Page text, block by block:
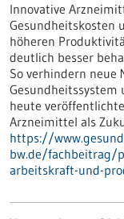
Innovative
Gesundheitskosten
höheren
deutlich besser
So verhindern neue
Gesundheitssystem
heute
Arzneimittel als
https://
bw.de/fachbeitrag/
arbeitskraft-und-